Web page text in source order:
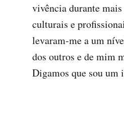
vivência durante
culturais e
levaram-me a um
dos outros e de mim
Digamos que sou um